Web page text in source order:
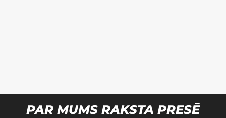
PAR MUMS RAKSTA PRESĒ